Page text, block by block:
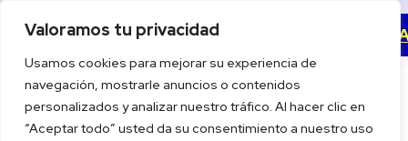
Valoramos tu privacidad
Usamos cookies para mejorar su experiencia de
navegación, mostrarle anuncios o contenidos
personalizados y analizar nuestro tráfico. Al hacer clic en
“Aceptar todo” usted da su consentimiento a nuestro uso
Saltar
contenido
Descargar la